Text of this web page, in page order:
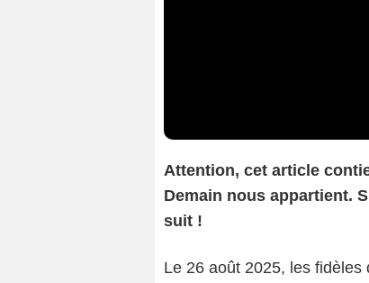
Attention, cet article
Demain nous appartient.
suit !
Le 26 août 2025, les fidèles